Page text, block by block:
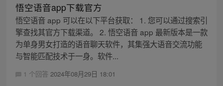
悟空语音app下载官方
悟空语音 app 可以在以下平台获取： 1. 您可以通过搜索引
擎查找其官方下载渠道。 2. 悟空语音 app 最新版本是一款
为单身男女打造的语音聊天软件，其集强大语音交流功能
与智能匹配技术于一身。软件...
1 个回答 2024年08月29日 18:01